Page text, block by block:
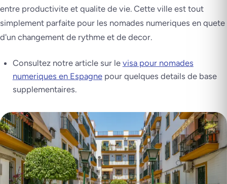
entre productivite et qualite de vie. Cette ville est tout
simplement parfaite pour les nomades numeriques en quete
d'un changement de rythme et de decor.
Consultez notre article sur le visa pour nomades
numeriques en Espagnepour quelques details de base
supplementaires.